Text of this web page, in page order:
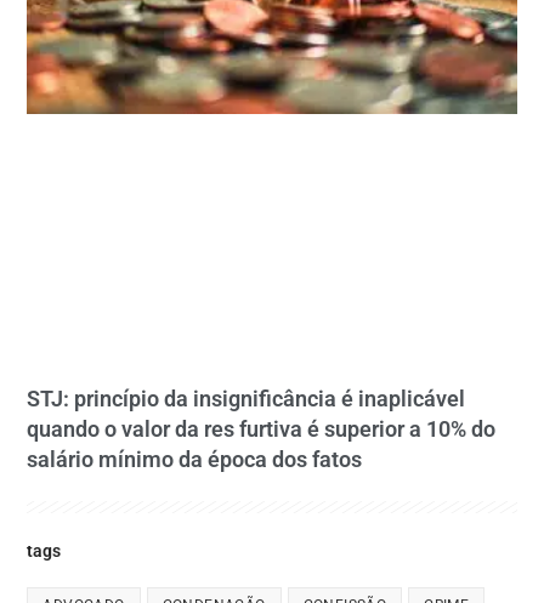
STJ: princípio da insignificância é inaplicável
quando o valor da res furtiva é superior a 10% do
salário mínimo da época dos fatos
tags